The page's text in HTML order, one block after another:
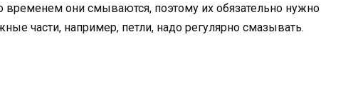
они смываются, поэтому их обязательно нужно
части, например, петли, надо регулярно смазывать.